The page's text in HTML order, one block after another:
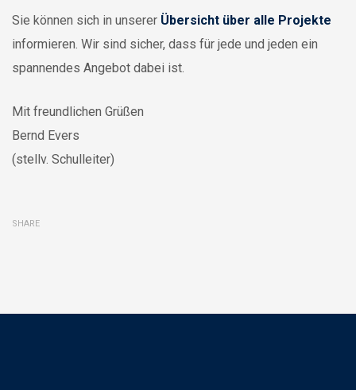
Sie können sich in unserer Übersicht über alle Projekte
informieren. Wir sind sicher, dass für jede und jeden ein
spannendes Angebot dabei ist.
Mit freundlichen Grüßen
Bernd Evers
(stellv. Schulleiter)
SHARE